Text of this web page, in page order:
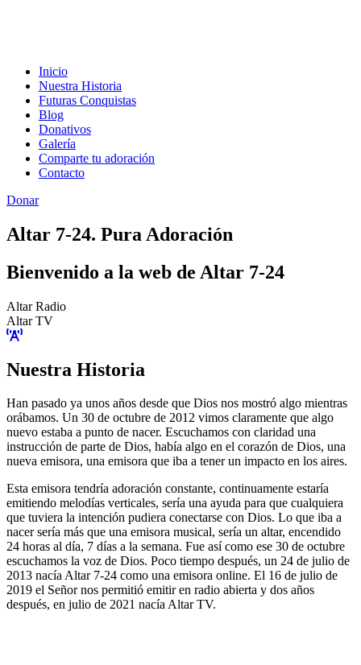
Inicio
Nuestra Historia
Futuras Conquistas
Blog
Donativos
Galería
Comparte tu adoración
Contacto
Donar
Altar 7-24. Pura Adoración
Bienvenido a la web de Altar 7-24
Altar Radio
Altar TV
Nuestra Historia
Han pasado ya unos años desde que Dios nos mostró algo mientras
orábamos. Un 30 de octubre de 2012 vimos claramente que algo
nuevo estaba a punto de nacer. Escuchamos con claridad una
instrucción de parte de Dios, había algo en el corazón de Dios, una
nueva emisora, una emisora que iba a tener un impacto en los aires.
Esta emisora tendría adoración constante, continuamente estaría
emitiendo melodías verticales, sería una ayuda para que cualquiera
que tuviera la intención pudiera conectarse con Dios. Lo que iba a
nacer sería más que una emisora musical, sería un altar, encendido
24 horas al día, 7 días a la semana. Fue así como ese 30 de octubre
escuchamos la voz de Dios. Poco tiempo después, un 24 de julio de
2013 nacía Altar 7-24 como una emisora online. El 16 de julio de
2019 el Señor nos permitió emitir en radio abierta y dos años
después, en julio de 2021 nacía Altar TV.